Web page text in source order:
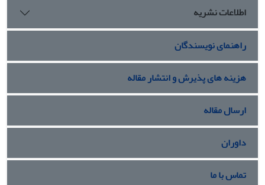
اطلاعات نشریه
راهنمای نویسندگان
هزینه های پذیرش و انتشار مقاله
ارسال مقاله
داوران
تماس با ما